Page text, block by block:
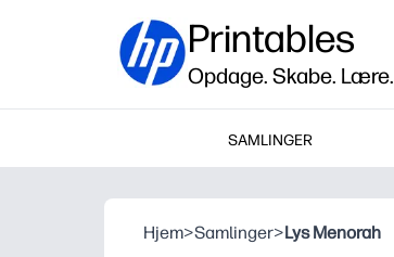
Printables
Opdage. Skabe. Lære.
SAMLINGER
Hjem>Samlinger>Lys Menorah